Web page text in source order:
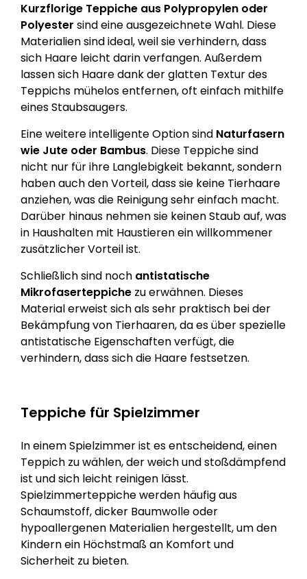
Kurzflorige Teppiche aus Polypropylen oder
Polyester sind eine ausgezeichnete Wahl. Diese
Materialien sind ideal, weil sie verhindern, dass
sich Haare leicht darin verfangen. Außerdem
lassen sich Haare dank der glatten Textur des
Teppichs mühelos entfernen, oft einfach mithilfe
eines Staubsaugers.
Eine weitere intelligente Option sind Naturfasern
wie Jute oder Bambus. Diese Teppiche sind
nicht nur für ihre Langlebigkeit bekannt, sondern
haben auch den Vorteil, dass sie keine Tierhaare
anziehen, was die Reinigung sehr einfach macht.
Darüber hinaus nehmen sie keinen Staub auf, was
in Haushalten mit Haustieren ein willkommener
zusätzlicher Vorteil ist.
Schließlich sind noch antistatische
Mikrofaserteppiche zu erwähnen. Dieses
Material erweist sich als sehr praktisch bei der
Bekämpfung von Tierhaaren, da es über spezielle
antistatische Eigenschaften verfügt, die
verhindern, dass sich die Haare festsetzen.
Teppiche für Spielzimmer
In einem Spielzimmer ist es entscheidend, einen
Teppich zu wählen, der weich und stoßdämpfend
ist und sich leicht reinigen lässt.
Spielzimmerteppiche werden häufig aus
Schaumstoff, dicker Baumwolle oder
hypoallergenen Materialien hergestellt, um den
Kindern ein Höchstmaß an Komfort und
Sicherheit zu bieten.